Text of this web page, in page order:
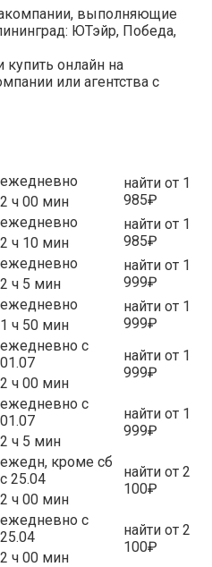
выполняющие
ЮТэйр, Победа,
онлайн на
или агентства с
ежедневно
найти от 1
985₽
2 ч 00 мин
ежедневно
найти от 1
985₽
2 ч 10 мин
ежедневно
найти от 1
999₽
2 ч 5 мин
ежедневно
найти от 1
999₽
1 ч 50 мин
ежедневно с
01.07
найти от 1
999₽
2 ч 00 мин
ежедневно с
01.07
найти от 1
999₽
2 ч 5 мин
ежедн, кроме сб
с 25.04
найти от 2
100₽
2 ч 00 мин
ежедневно с
25.04
найти от 2
100₽
2 ч 00 мин